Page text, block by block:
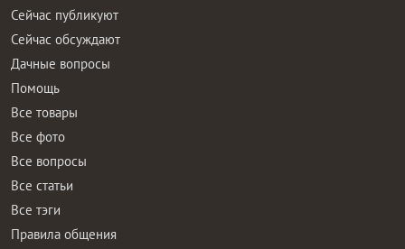
Сейчас публикуют
Сейчас обсуждают
Дачные вопросы
Помощь
Все товары
Все фото
Все вопросы
Все статьи
Все тэги
Правила общения